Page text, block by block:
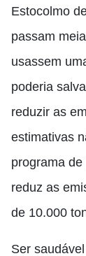
Estocolmo
passam
usassem
poderia
reduzir as
estimativas
programa
reduz as
de 10.000
Ser